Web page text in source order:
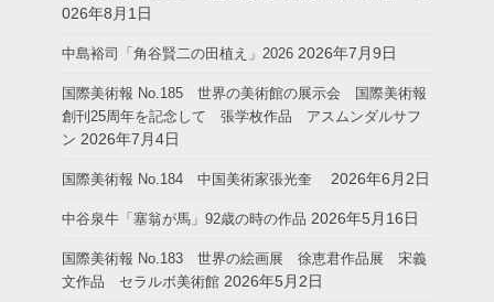
026年8月1日
中島裕司「角谷賢二の田植え」2026 2026年7月9日
国際美術報 No.185 世界の美術館の展示会 国際美術報
創刊25周年を記念して 張学枚作品 アスムンダルサフ
ン 2026年7月4日
国際美術報 No.184 中国美術家張光奎 2026年6月2日
中谷泉牛「塞翁が馬」92歳の時の作品 2026年5月16日
国際美術報 No.183 世界の絵画展 徐恵君作品展 宋義
文作品 セラルボ美術館 2026年5月2日